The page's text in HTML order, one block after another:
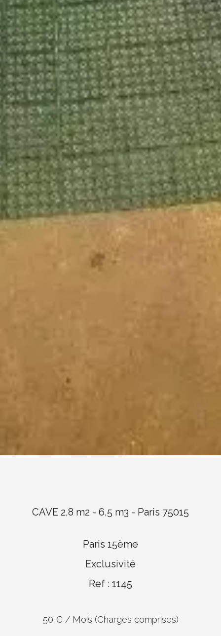
CAVE 2,8 m2 - 6,5 m3 - Paris 75015
Paris 15ème
Exclusivité
Ref : 1145
50 € / Mois (Charges comprises)